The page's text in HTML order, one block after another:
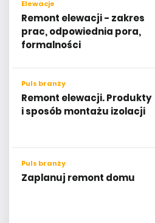
Elewacje
Remont elewacji - zakres
prac, odpowiednia pora,
formalności
Puls branży
Remont elewacji. Produkty
i sposób montażu izolacji
Puls branży
Zaplanuj remont domu